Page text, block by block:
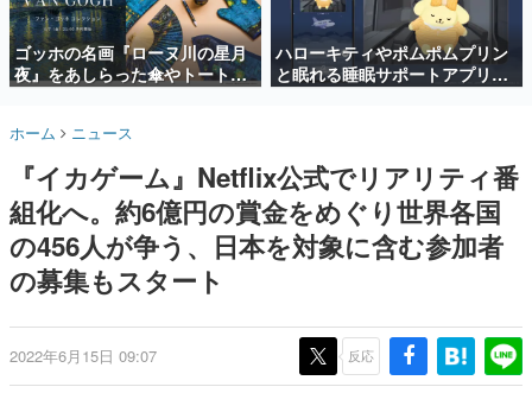
新世代に訊く
これからのデジタルゲーム市場を担う若きクリエイター達
の姿を追い、彼らのルーツと情熱を探っていきます。
ゲームに多大な影響を受けた作家さんに取材し、ゲームが
日本のコンテンツ産業やカルチャーに与えた影響を探る企
画です。
日本モバイルゲーム産業史
日本のモバイルゲーム史における主要なトピック・タイト
ルを網羅するほか、開発者へのインタビューや識者による
解説を掲載。約20年の歴史が一望できる決定版！
『うつヌケ』『ペンと箸』等で知られるマンガ家・田中圭
一先生によるゲーム業界レポートマンガです。
ゴッホの名画『ローヌ川の星月
夜』をあしらった傘やトートバ
ッグなどが登場。8月7日21時よ
ハローキティやポムポムプリン
と眠れる睡眠サポートアプリ
『ゆめたび』が配信中。キャラ
ホーム ニュース
『イカゲーム』Netflix公式でリアリティ番
組化へ。約6億円の賞金をめぐり世界各国
の456人が争う、日本を対象に含む参加者
の募集もスタート
2022年6月15日 09:07 反応